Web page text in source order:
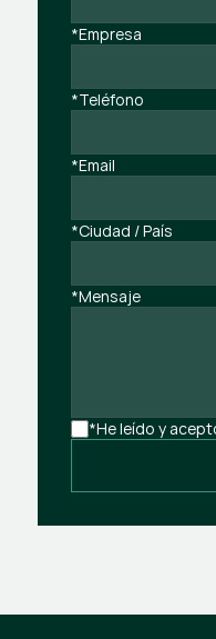
*Empresa
*Teléfono
*Email
*Ciudad / País
*Mensaje
*He leído y